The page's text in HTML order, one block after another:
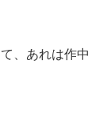
、あれは作中